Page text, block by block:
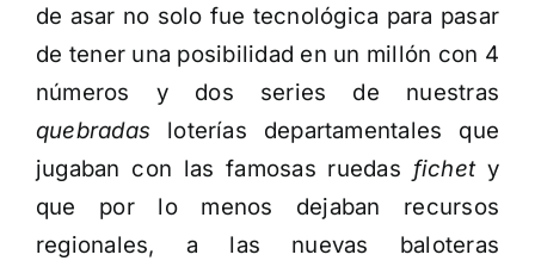
de asar no solo fue tecnológica para pasar
de tener una posibilidad en un millón con 4
números y dos series de nuestras
quebradas loterías departamentales que
jugaban con las famosas ruedas fichety
que por lo menos dejaban recursos
regionales, a las nuevas baloteras